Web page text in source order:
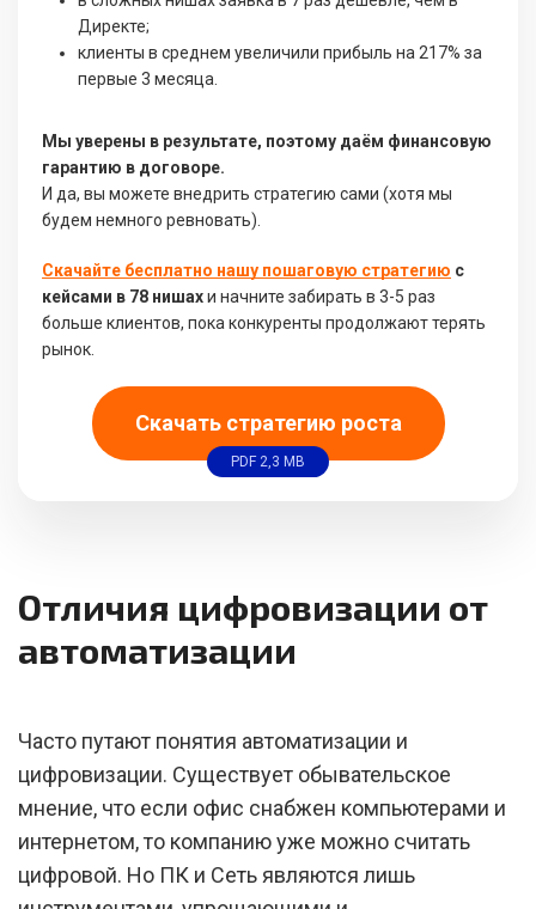
Директе;
клиенты в среднем увеличили прибыль на 217% за
первые 3 месяца.
Мы уверены в результате, поэтому даём финансовую
гарантию в договоре.
И да, вы можете внедрить стратегию сами (хотя мы
будем немного ревновать).
Скачайте бесплатно нашу пошаговую стратегию с
кейсами в 78 нишахи начните забирать в 3-5 раз
больше клиентов, пока конкуренты продолжают терять
рынок.
Скачать стратегию роста
PDF 2,3 MB
Отличия цифровизации от
автоматизации
Часто путают понятия автоматизации и
цифровизации. Существует обывательское
мнение, что если офис снабжен компьютерами и
интернетом, то компанию уже можно считать
цифровой. Но ПК и Сеть являются лишь